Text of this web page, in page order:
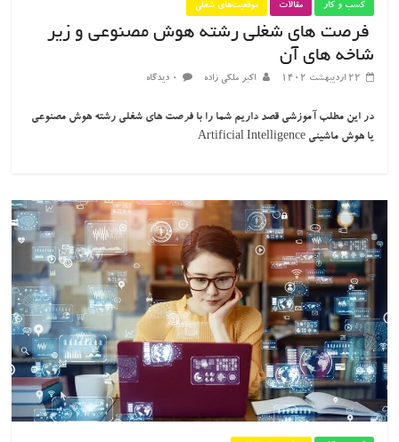
کسب و کار مقالات موقعیت‌های شغلی
فرصت های شغلی رشته هوش مصنوعی و زیر
شاخه های آن
۲۲ اردیبهشت ۱۴۰۲ اکبر ملکی زاده ۰ دیدگاه
در این مطلب آموزشی قصد داریم شما را با فرصت های شغلی رشته هوش مصنوعی
یا هوش ماشینی Artificial Intelligence